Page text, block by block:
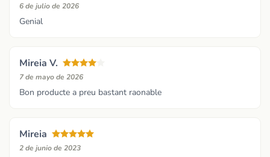
6 de julio de 2026
Genial
Mireia V.
7 de mayo de 2026
Bon producte a preu bastant raonable
Mireia
2 de junio de 2023